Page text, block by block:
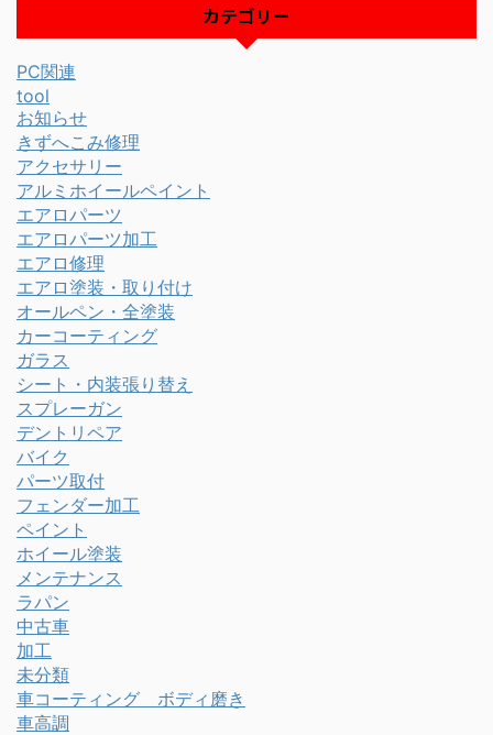
カテゴリー
PC関連
tool
お知らせ
きずへこみ修理
アクセサリー
アルミホイールペイント
エアロパーツ
エアロパーツ加工
エアロ修理
エアロ塗装・取り付け
オールペン・全塗装
カーコーティング
ガラス
シート・内装張り替え
スプレーガン
デントリペア
バイク
パーツ取付
フェンダー加工
ペイント
ホイール塗装
メンテナンス
ラパン
中古車
加工
未分類
車コーティング ボディ磨き
車高調